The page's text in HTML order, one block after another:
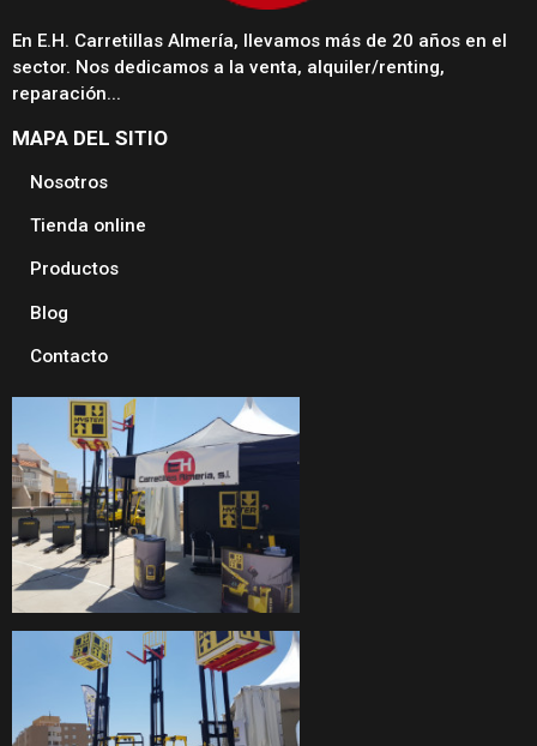
En E.H. Carretillas Almería, llevamos más de 20 años en el
sector. Nos dedicamos a la venta, alquiler/renting,
reparación...
MAPA DEL SITIO
Nosotros
Tienda online
Productos
Blog
Contacto